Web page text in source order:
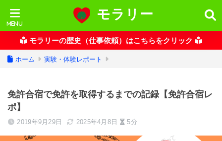
モラリー
モラリーの歴史（仕事依頼）はこちらをクリック
ホーム 実験・体験レポート
免許合宿で免許を取得するまでの記録【免許合宿レ
ポ】
2019年9月29日 2025年4月8日 5分